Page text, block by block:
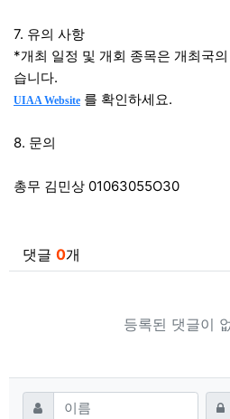
7. 유의 사항
*개최 일정 및 개회 종목은 개최국
습니다.
UIAA Website 를 확인하세요.
8. 문의
총무 김민상 01063055O30
댓글 0개
등록된 댓글이
댓글쓰기
이름 필수 비